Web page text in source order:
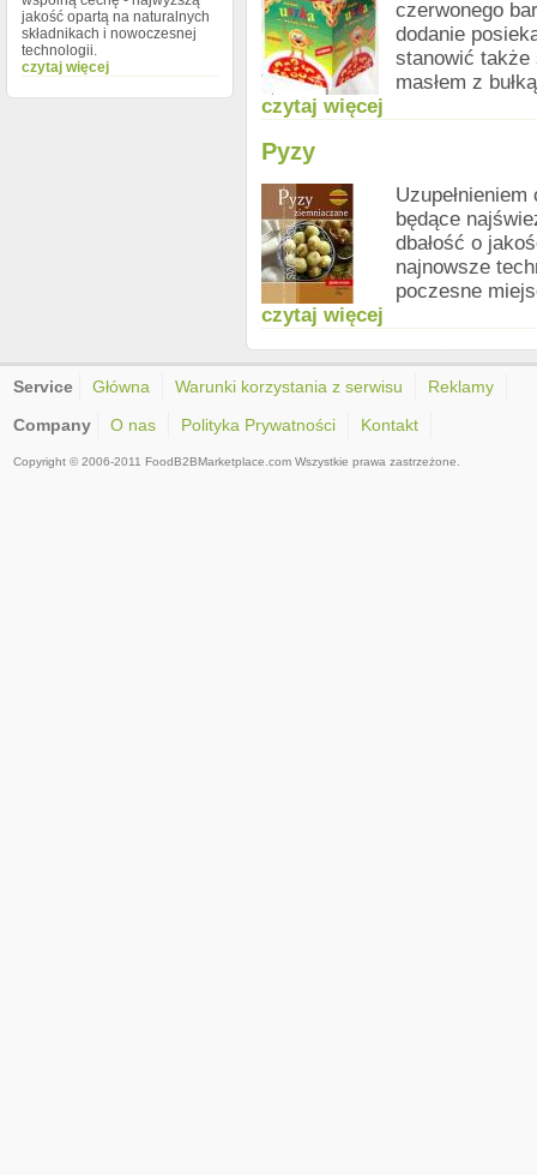
jakość opartą na naturalnych
składnikach i nowoczesnej
technologii.
czytaj więcej
czerwonego
dodanie
stanowić także
masłem z
czytaj więcej
Pyzy
będące
dbałość o
najnowsze
poczesne
czytaj więcej
Service Główna Warunki korzystania z serwisu
Reklamy
Company
O nas Polityka Prywatności Kontakt
Copyright © 2006-2011 FoodB2BMarketplace.com Wszystkie prawa zastrzeżone.